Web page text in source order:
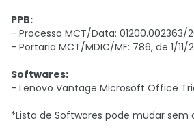
PPB:
- Processo MCT/Data: 01200.002363/
- Portaria MCT/MDIC/MF: 786, de 1/11/
Softwares:
- Lenovo Vantage Microsoft Office
*Lista de Softwares pode mudar sem